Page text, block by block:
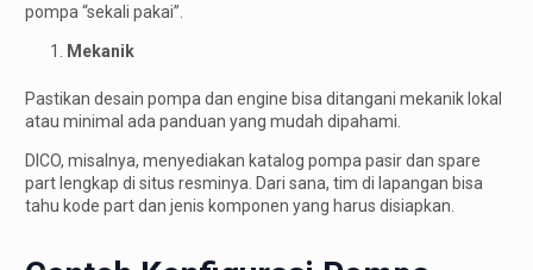
pompa “sekali pakai”.
Mekanik
Pastikan desain pompa dan engine bisa ditangani mekanik lokal
atau minimal ada panduan yang mudah dipahami.
DICO, misalnya, menyediakan katalog pompa pasir dan spare
part lengkap di situs resminya. Dari sana, tim di lapangan bisa
tahu kode part dan jenis komponen yang harus disiapkan.